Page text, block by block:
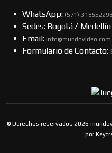
WhatsApp: (57​​1)
Sedes: Bogotá /
Email:
Formulario de Contacto:
© Derechos reservados 2026
por